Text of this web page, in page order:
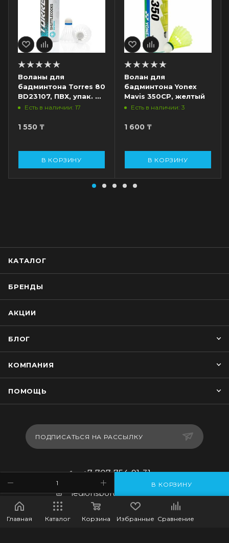
В КОРЗИНУ
Воланы для
бадминтона Torres 80
BD23107, ПВХ, упак. 6
шт., сред.скор., белый
Есть в наличии: 17
1 550 ₸
В КОРЗИНУ
Волан для
бадминтона Yonex
Mavis 350CP, желтый
Есть в наличии: 3
1 600 ₸
В КОРЗИНУ
КАТАЛОГ
БРЕНДЫ
АКЦИИ
БЛОГ
КОМПАНИЯ
ПОМОЩЬ
ПОДПИСАТЬСЯ НА РАССЫЛКУ
+7-707-754-91-31
legionsportkz@gmail.com
г.Костанай, ул. Баймагамбетова
193, ВП-5
Главная Каталог Корзина Избранные Сравнение